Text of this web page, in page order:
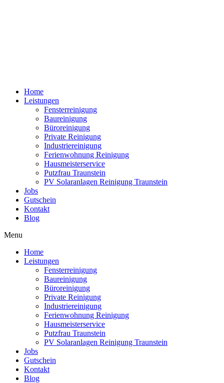
Home
Leistungen
Fensterreinigung
Baureinigung
Büroreinigung
Private Reinigung
Industriereinigung
Ferienwohnung Reinigung
Hausmeisterservice
Putzfrau Traunstein
PV Solaranlagen Reinigung Traunstein
Jobs
Gutschein
Kontakt
Blog
Menu
Home
Leistungen
Fensterreinigung
Baureinigung
Büroreinigung
Private Reinigung
Industriereinigung
Ferienwohnung Reinigung
Hausmeisterservice
Putzfrau Traunstein
PV Solaranlagen Reinigung Traunstein
Jobs
Gutschein
Kontakt
Blog